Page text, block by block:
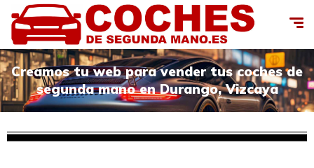
Creamos tu web para vender tus coches de
segunda mano en Durango, Vizcaya